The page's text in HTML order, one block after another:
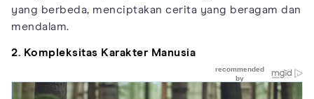
yang berbeda, menciptakan cerita yang beragam dan
mendalam.
2. Kompleksitas Karakter Manusia